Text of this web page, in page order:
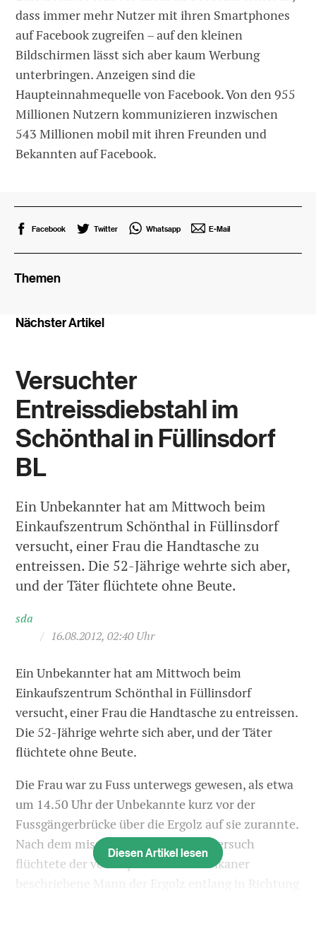
dass immer mehr Nutzer mit ihren Smartphones
auf Facebook zugreifen – auf den kleinen
Bildschirmen lässt sich aber kaum Werbung
unterbringen. Anzeigen sind die
Haupteinnahmequelle von Facebook. Von den 955
Millionen Nutzern kommunizieren inzwischen
543 Millionen mobil mit ihren Freunden und
Bekannten auf Facebook.
Facebook Twitter Whatsapp E-Mail
Themen
Nächster Artikel
Versuchter
Entreissdiebstahl im
Schönthal in Füllinsdorf
BL
Ein Unbekannter hat am Mittwoch beim
Einkaufszentrum Schönthal in Füllinsdorf
versucht, einer Frau die Handtasche zu
entreissen. Die 52-Jährige wehrte sich aber,
und der Täter flüchtete ohne Beute.
sda
/ 16.08.2012, 02:40 Uhr
Ein Unbekannter hat am Mittwoch beim
Einkaufszentrum Schönthal in Füllinsdorf
versucht, einer Frau die Handtasche zu entreissen.
Die 52-Jährige wehrte sich aber, und der Täter
flüchtete ohne Beute.
Die Frau war zu Fuss unterwegs gewesen, als etwa
um 14.50 Uhr der Unbekannte kurz vor der
Fussgängerbrücke über die Ergolz auf sie zurannte.
Nach dem misslungenen Diebstahlversuch
flüchtete der vom Opfer als Nordafrikaner
beschriebene Mann der Ergolz entlang in Richtung
Diesen Artikel lesen